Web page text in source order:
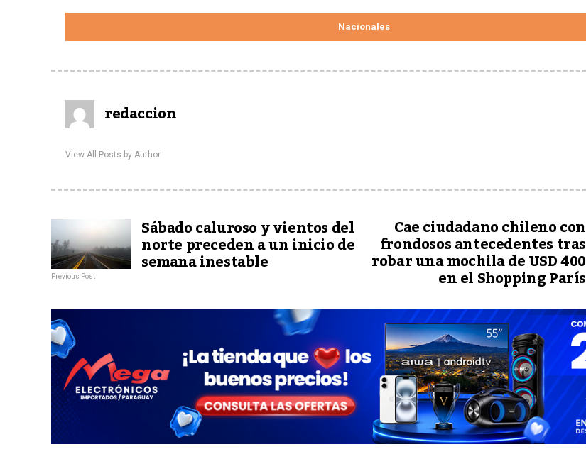
Nacionales
redaccion
View All Posts by Author
Sábado caluroso y vientos del
norte preceden a un inicio de
semana inestable
Previous Post
Cae ciudadano chileno con
frondosos antecedentes tras
robar una mochila de USD 400
en el Shopping París